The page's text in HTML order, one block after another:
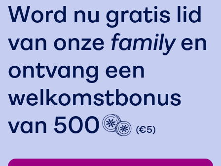
Word nu gratis lid
van onze familyen
ontvang een
welkomstbonus
van 500 (€5)